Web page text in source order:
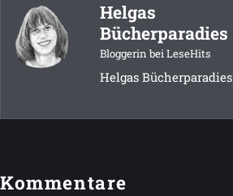
Helgas
Bücherparadies
Bloggerin bei LeseHits
Helgas Bücherparadies
Kommentare